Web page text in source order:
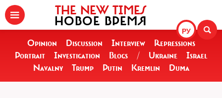
РУ
THE NEW TIMES
НОВОЕ ВРЕМЯ
Opinion Discussion Interview
Repressions
Portrait
Investigation Blogs / Ukraine
Israel
Navalny
Trump Putin Kremlin Duma